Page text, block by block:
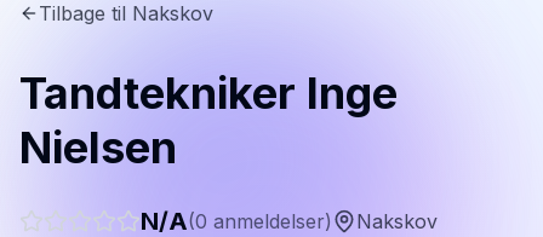
Tilbage til Nakskov
Tandtekniker Inge
Nielsen
N/A(0 anmeldelser) Nakskov